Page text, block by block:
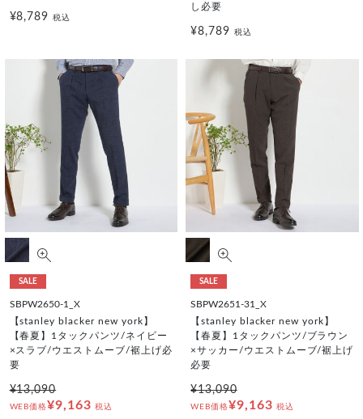
¥8,789税込
し必要
¥8,789 税込
SALE
SBPW2650-1_X
【stanley blacker new york】
【春夏】1タックパンツ/ネイビー
×スラブ/ウエストムーブ/裾上げ必
要
¥13,090
WEB価格¥9,163 税込
SALE
SBPW2651-31_X
【stanley blacker new york】
【春夏】1タックパンツ/ブラウン
×サッカー/ウエストムーブ/裾上げ
必要
¥13,090
WEB価格¥9,163 税込